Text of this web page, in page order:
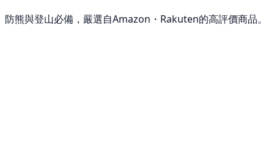
防熊與登山必備，嚴選自Amazon・Rakuten的高評價商品。